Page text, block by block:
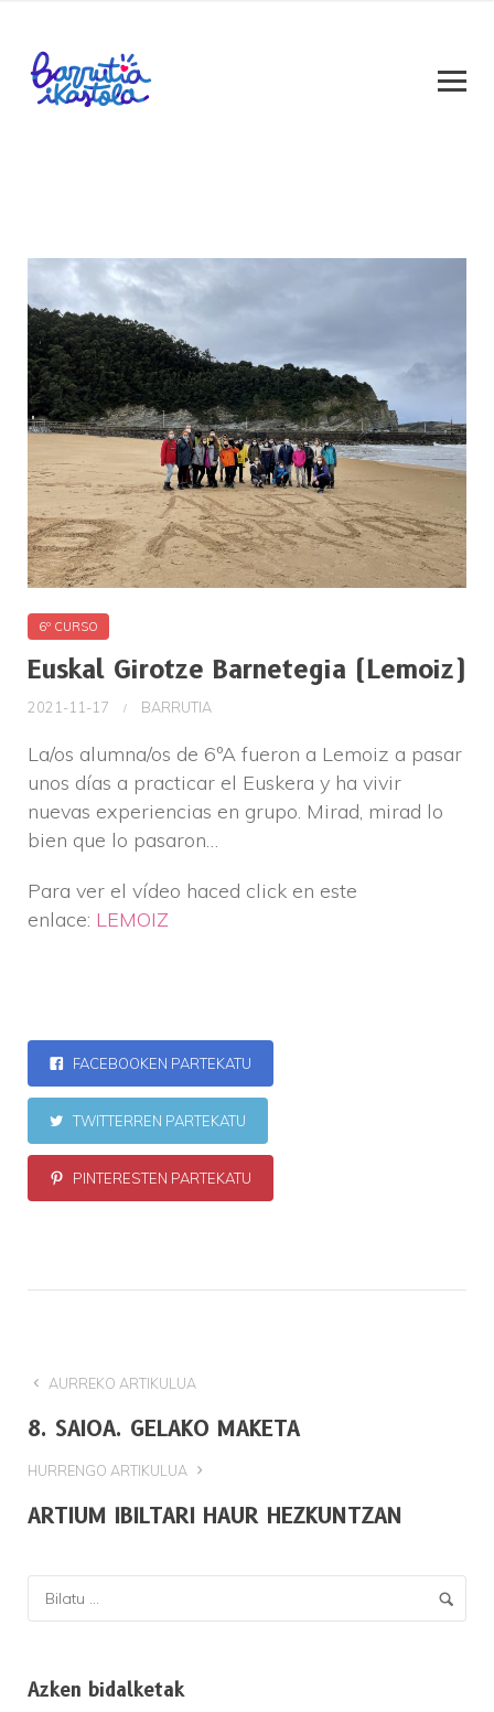
6º CURSO
Euskal Girotze Barnetegia (Lemoiz)
2021-11-17 BARRUTIA
La/os alumna/os de 6ºA fueron a Lemoiz a pasar
unos días a practicar el Euskera y ha vivir
nuevas experiencias en grupo. Mirad, mirad lo
bien que lo pasaron…
Para ver el vídeo haced click en este
enlace: LEMOIZ
FACEBOOKEN PARTEKATU
TWITTERREN PARTEKATU
PINTERESTEN PARTEKATU
AURREKO ARTIKULUA
8. SAIOA. GELAKO MAKETA
HURRENGO ARTIKULUA
ARTIUM IBILTARI HAUR HEZKUNTZAN
Azken bidalketak